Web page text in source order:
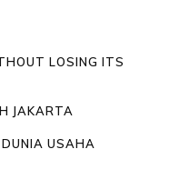
LOSING ITS
JAKARTA
USAHA